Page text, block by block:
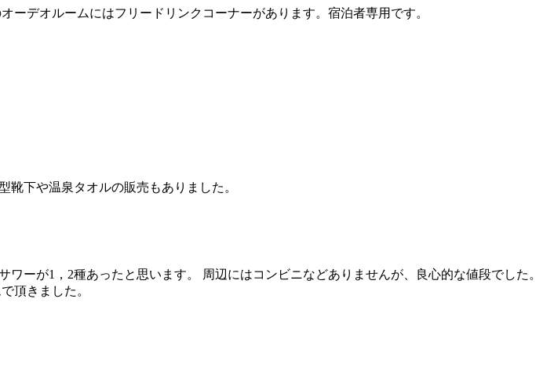
デオルームにはフリードリンクコーナーがあります。宿泊者専用です。
下や温泉タオルの販売もありました。
ーが1，2種あったと思います。 周辺にはコンビニなどありませんが、良心的な値段でした。
頂きました。